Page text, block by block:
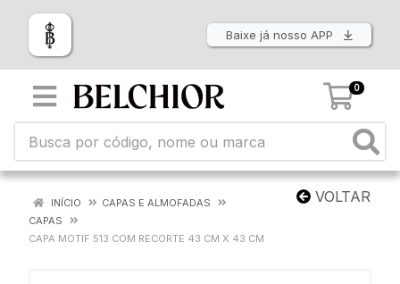
Baixe já nosso APP
0
VOLTAR
INÍCIO
CAPAS E ALMOFADAS
CAPAS
CAPA MOTIF 513 COM RECORTE 43 CM X 43 CM